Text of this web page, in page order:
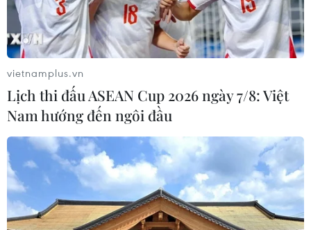
Thành phố Hồ Chí Minh: Cháy nhà trong
hẻm làm bé gái 8 tuổi tử vong
02/12/2025 07:58
vietnamplus.vn
Lịch thi đấu ASEAN Cup 2026 ngày 7/8: Việt
Nam hướng đến ngôi đầu